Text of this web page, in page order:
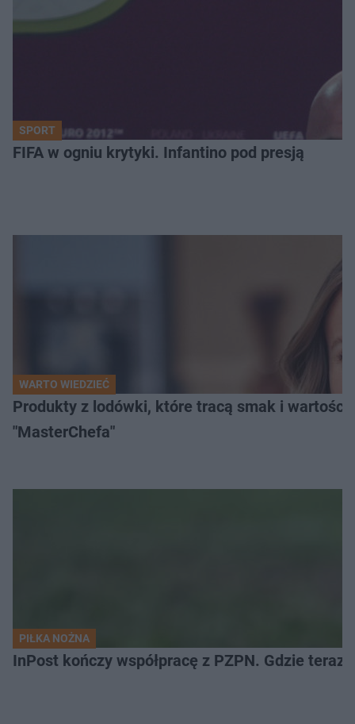
SPORT
FIFA w ogniu krytyki. Infantino pod presją
WARTO WIEDZIEĆ
Produkty z lodówki, które tracą smak i
"MasterChefa"
PIŁKA NOŻNA
InPost kończy współpracę z PZPN. Gdzie teraz